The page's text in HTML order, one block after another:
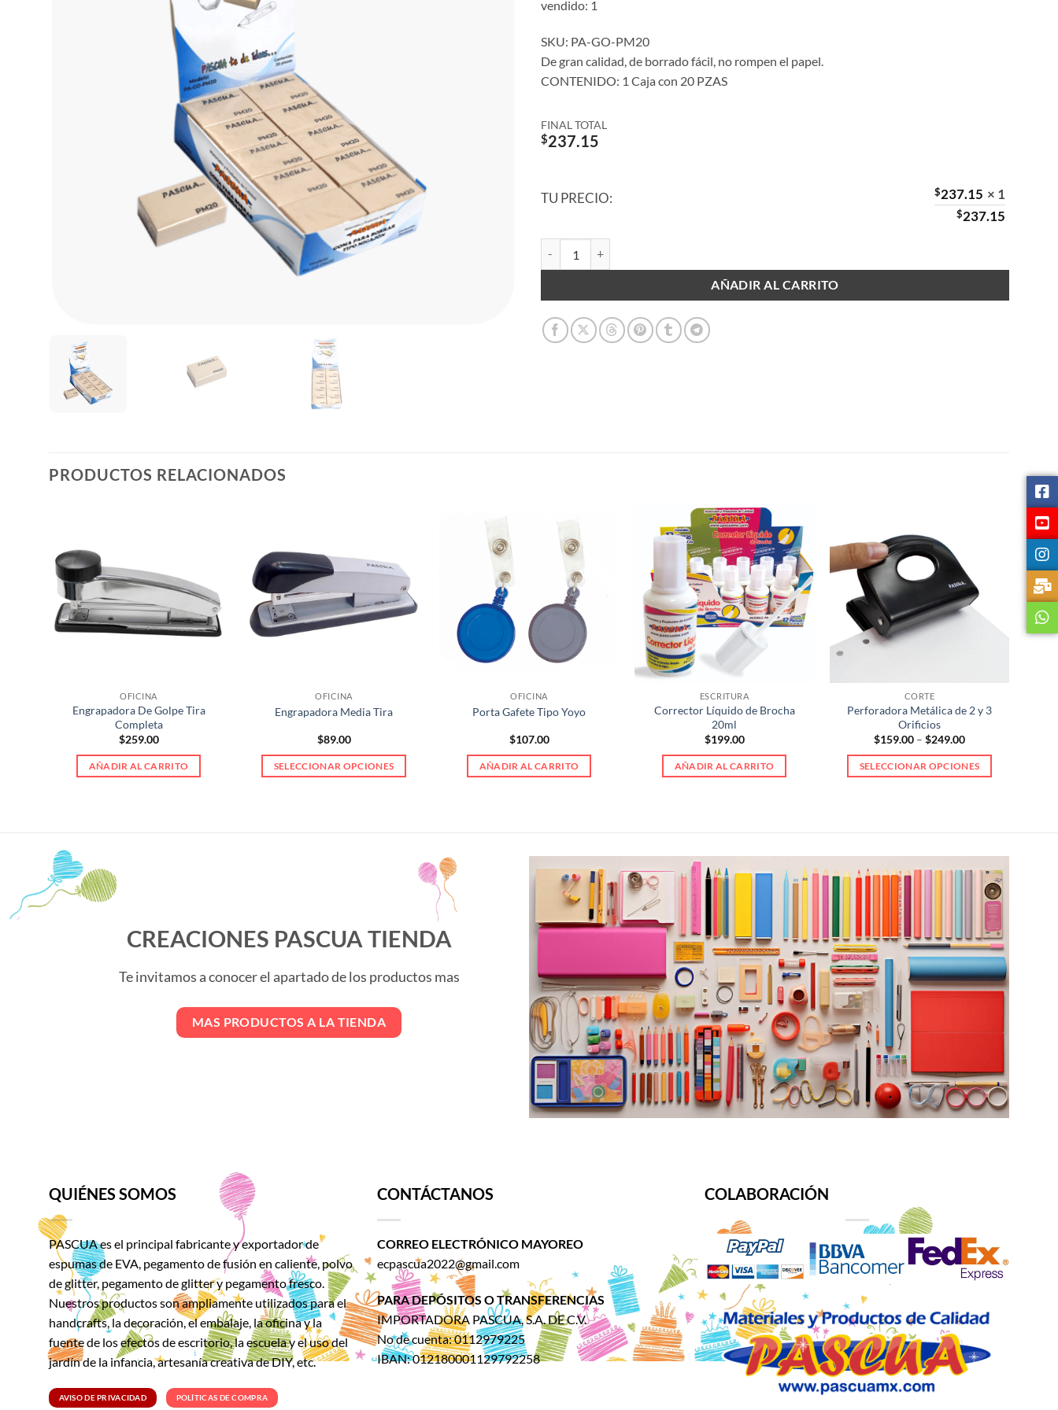
vendido: 1
SKU: PA-GO-PM20
De gran calidad, de borrado fácil, no rompen el papel.
CONTENIDO: 1 Caja con 20 PZAS
FINAL TOTAL
$237.15
TU PRECIO: $237.15 × 1
$237.15
AÑADIR AL CARRITO
PRODUCTOS RELACIONADOS
OFICINA
Engrapadora De Golpe Tira
Completa
$259.00
AÑADIR AL CARRITO
OFICINA
Engrapadora Media Tira
$89.00
SELECCIONAR OPCIONES
pueden
elegir
la
de
producto
OFICINA
Porta Gafete Tipo Yoyo
$107.00
AÑADIR AL CARRITO
ESCRITURA
Corrector Líquido de Brocha
20ml
$199.00
AÑADIR AL CARRITO
CORTE
Perforadora Metálica de 2 y 3
Orificios
$159.00 – $249.00Price
$159.00
through
SELECCIONAR OPCIONES
variantes.
elegir
en
la
CREACIONES PASCUA TIENDA
Te invitamos a conocer el apartado de los productos mas
MAS PRODUCTOS A LA TIENDA
QUIÉNES SOMOS
PASCUA es el principal fabricante y exportador de
espumas de EVA, pegamento de fusión en caliente, polvo
de glitter, pegamento de glitter y pegamento fresco.
Nuestros productos son ampliamente utilizados para el
handcrafts, la decoración, el embalaje, la oficina y la
fuente de los efectos de escritorio, la escuela y el uso del
jardín de la infancia, artesanía creativa de DIY, etc.
AVISO DE PRIVACIDAD POLÍTICAS DE COMPRA
CONTÁCTANOS
CORREO ELECTRÓNICO MAYOREO
ecpascua2022@gmail.com
PARA DEPÓSITOS O TRANSFERENCIAS
IMPORTADORA PASCUA, S.A. DE C.V.
No de cuenta: 0112979225
IBAN: 012180001129792258
COLABORACIÓN